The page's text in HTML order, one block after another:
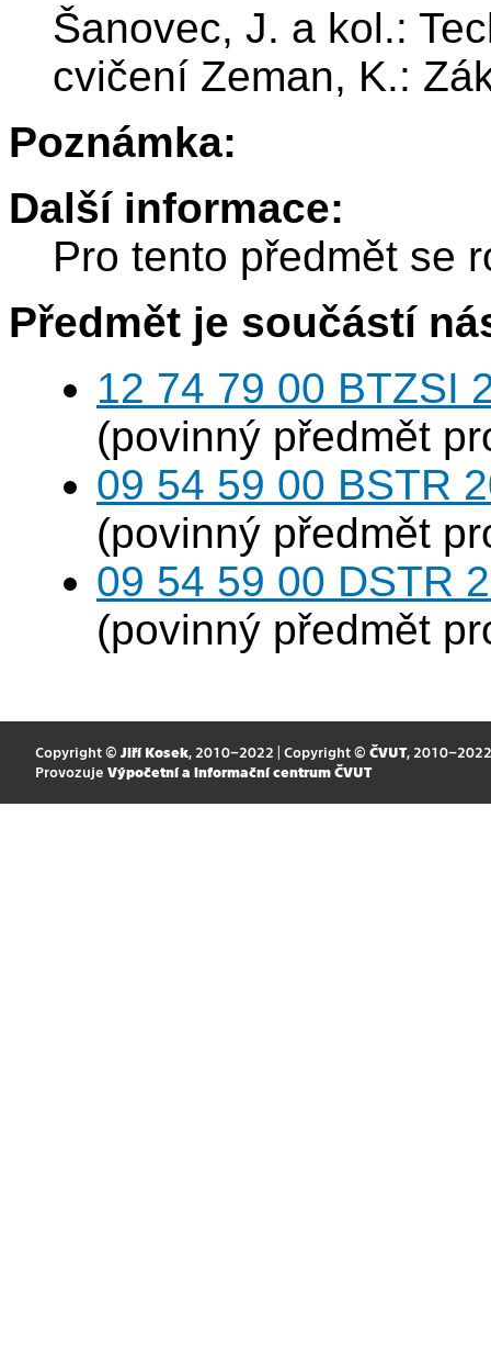
Šanovec, J. a kol.:
cvičení Zeman, K.:
Poznámka:
Další informace:
Pro tento předmět se
Předmět je součástí
12 74 79 00 BTZSI
(povinný předmět
09 54 59 00 BSTR
(povinný předmět
09 54 59 00 DSTR
(povinný předmět
Copyright © Jiří Kosek, 2010–2022 | Copyright © ČVUT, 2010–2022
Provozuje Výpočetní a informační centrum ČVUT